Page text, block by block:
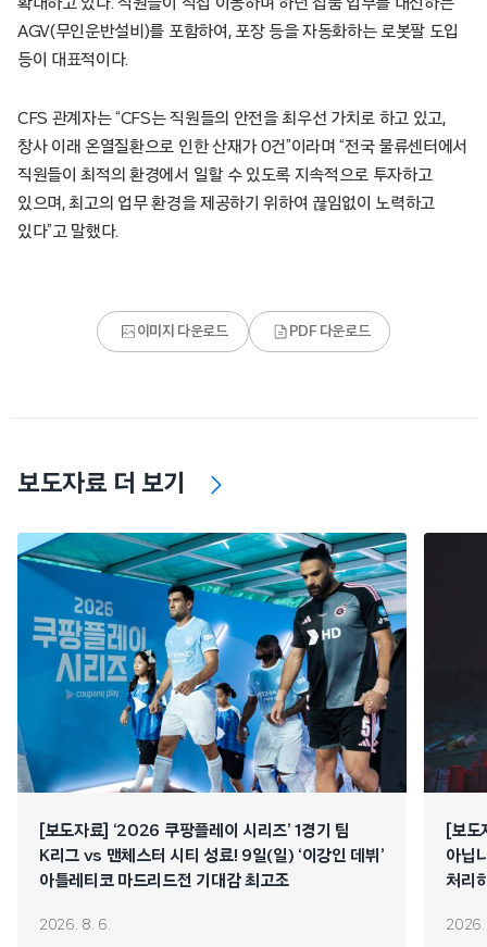
확대하고 있다. 직원들이 직접 이동하며 하던 집품 업무를 대신하는
AGV(무인운반설비)를 포함하여, 포장 등을 자동화하는 로봇팔 도입
등이 대표적이다.
CFS 관계자는 “CFS는 직원들의 안전을 최우선 가치로 하고 있고,
창사 이래 온열질환으로 인한 산재가 0건”이라며 “전국 물류센터에서
직원들이 최적의 환경에서 일할 수 있도록 지속적으로 투자하고
있으며, 최고의 업무 환경을 제공하기 위하여 끊임없이 노력하고
있다”고 말했다.
이미지 다운로드 PDF 다운로드
보도자료 더 보기
[보도자료] ‘2026 쿠팡플레이 시리즈’ 1경기 팀
K리그 vs 맨체스터 시티 성료! 9일(일) ‘이강인 데뷔’
아틀레티코 마드리드전 기대감 최고조
2026. 8. 6.
[보
아닙
처리
2026.